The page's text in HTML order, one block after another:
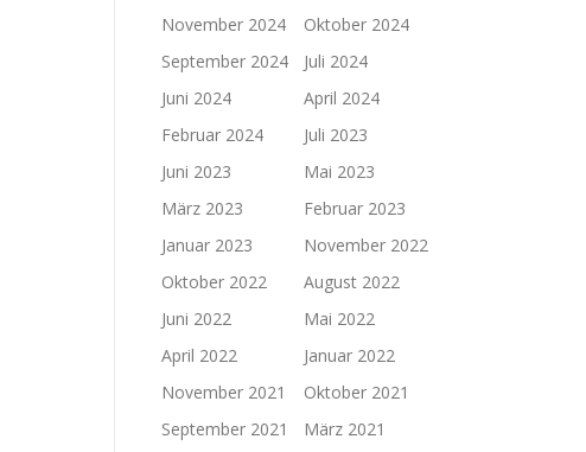
November 2024
Oktober 2024
September 2024
Juli 2024
Juni 2024
April 2024
Februar 2024
Juli 2023
Juni 2023
Mai 2023
März 2023
Februar 2023
Januar 2023
November 2022
Oktober 2022
August 2022
Juni 2022
Mai 2022
April 2022
Januar 2022
November 2021
Oktober 2021
September 2021
März 2021